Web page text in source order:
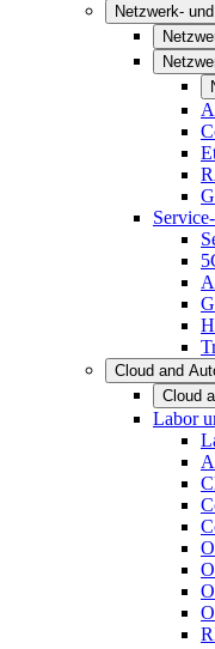
Netzwerk-
Cloud and
Cloud
Labor